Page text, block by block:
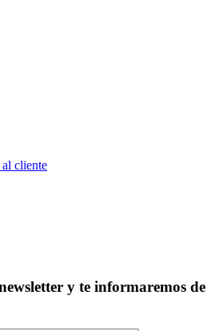
cliente
y te informaremos de